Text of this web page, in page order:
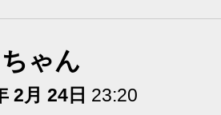
ゃん
2月 24日 23:20